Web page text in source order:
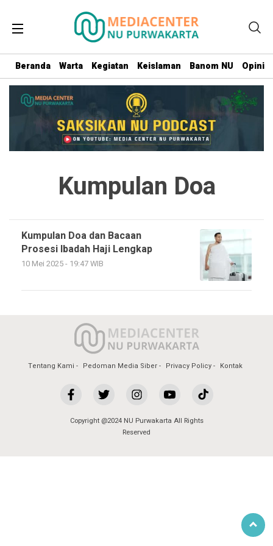
Beranda Warta Kegiatan Keislaman Banom NU Opini
Kumpulan Doa
Kumpulan Doa dan Bacaan
Prosesi Ibadah Haji Lengkap
10 Mei 2025 - 19:47 WIB
Tentang Kami Pedoman Media Siber Privacy Policy Kontak
Copyright @2024 NU Purwakarta All Rights
Reserved